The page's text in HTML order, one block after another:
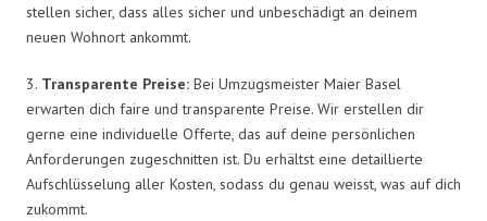
stellen sicher, dass alles sicher und unbeschädigt an deinem
neuen Wohnort ankommt.
3. Transparente Preise: Bei Umzugsmeister Maier Basel
erwarten dich faire und transparente Preise. Wir erstellen dir
gerne eine individuelle Offerte, das auf deine persönlichen
Anforderungen zugeschnitten ist. Du erhältst eine detaillierte
Aufschlüsselung aller Kosten, sodass du genau weisst, was auf dich
zukommt.